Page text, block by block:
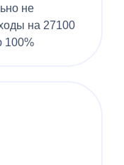
не
на 27100
100%